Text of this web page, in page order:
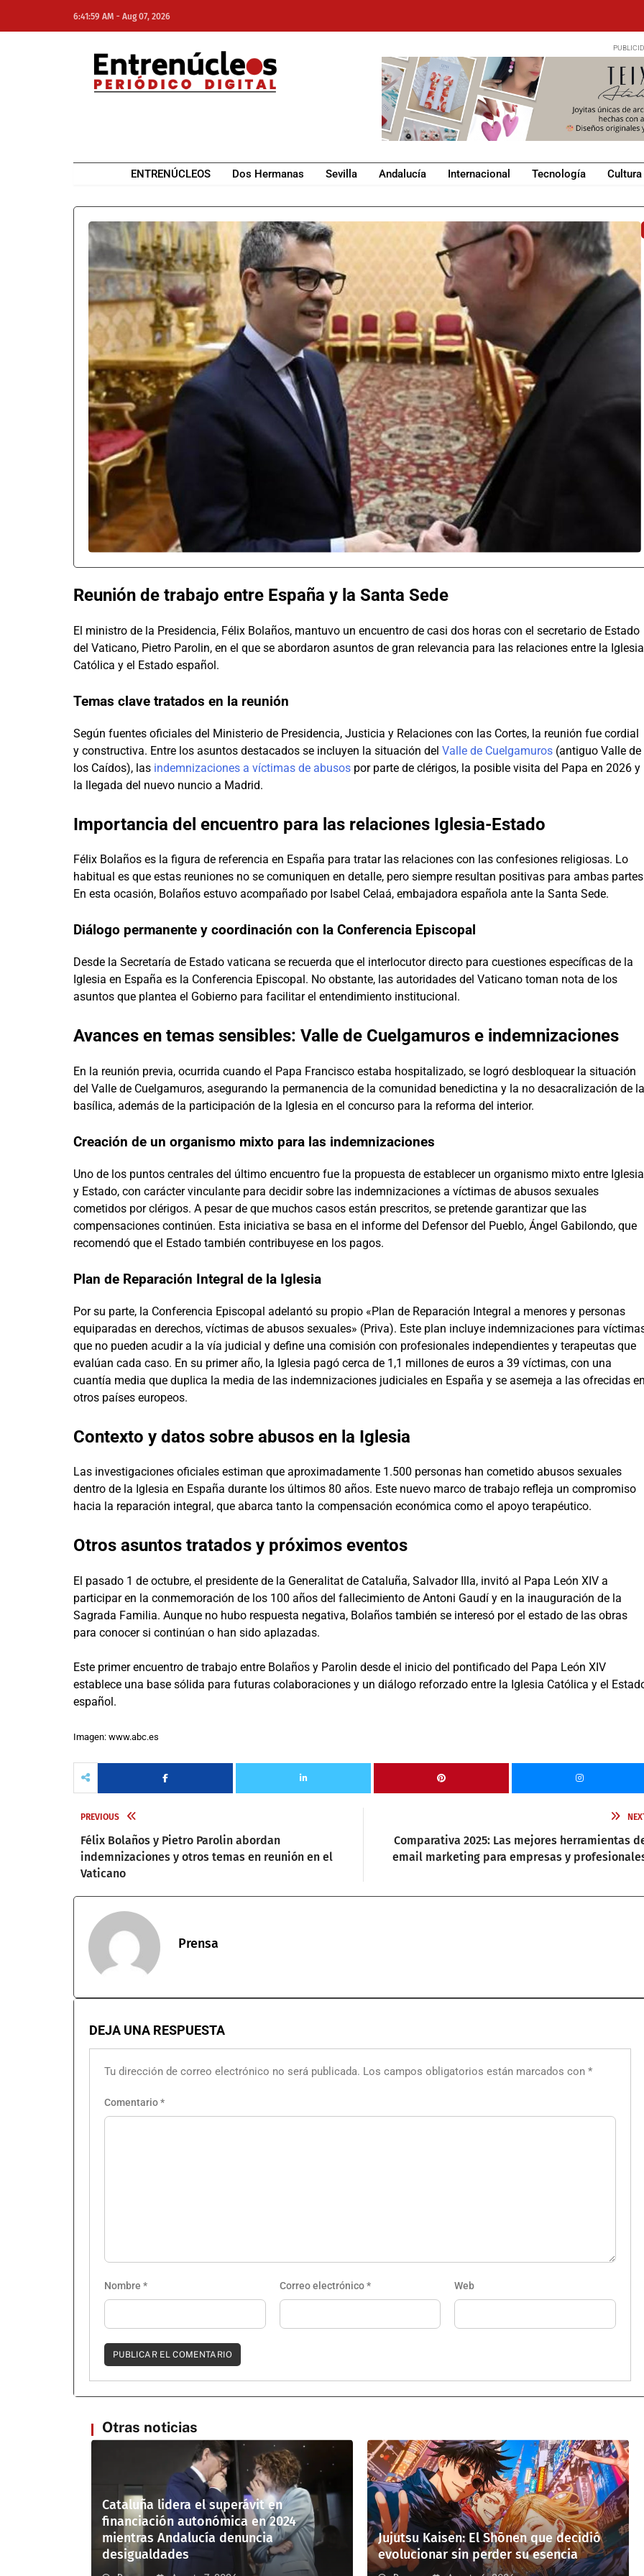
6:41:59 AM - Aug 07, 2026
ENTRENÚCLEOS Dos Hermanas Sevilla Andalucía Internacional Tecnología
Reunión de trabajo entre España y la Santa Sede
El ministro de la Presidencia, Félix Bolaños, mantuvo un encuentro de casi dos horas con el secretario de Estado
del Vaticano, Pietro Parolin, en el que se abordaron asuntos de gran relevancia para las relaciones entre la Iglesia
Católica y el Estado español.
Temas clave tratados en la reunión
Según fuentes oficiales del Ministerio de Presidencia, Justicia y Relaciones con las Cortes, la reunión fue cordial
y constructiva. Entre los asuntos destacados se incluyen la situación del Valle de Cuelgamuros (antiguo Valle de
los Caídos), las indemnizaciones a víctimas de abusos por parte de clérigos, la posible visita del Papa en 2026 y
la llegada del nuevo nuncio a Madrid.
Importancia del encuentro para las relaciones Iglesia-Estado
Félix Bolaños es la figura de referencia en España para tratar las relaciones con las confesiones religiosas. Lo
habitual es que estas reuniones no se comuniquen en detalle, pero siempre resultan positivas para ambas
En esta ocasión, Bolaños estuvo acompañado por Isabel Celaá, embajadora española ante la Santa Sede.
Diálogo permanente y coordinación con la Conferencia Episcopal
Desde la Secretaría de Estado vaticana se recuerda que el interlocutor directo para cuestiones específicas de la
Iglesia en España es la Conferencia Episcopal. No obstante, las autoridades del Vaticano toman nota de los
asuntos que plantea el Gobierno para facilitar el entendimiento institucional.
Avances en temas sensibles: Valle de Cuelgamuros e indemnizaciones
En la reunión previa, ocurrida cuando el Papa Francisco estaba hospitalizado, se logró desbloquear la situación
del Valle de Cuelgamuros, asegurando la permanencia de la comunidad benedictina y la no desacralización de la
basílica, además de la participación de la Iglesia en el concurso para la reforma del interior.
Creación de un organismo mixto para las indemnizaciones
Uno de los puntos centrales del último encuentro fue la propuesta de establecer un organismo mixto entre Iglesia
y Estado, con carácter vinculante para decidir sobre las indemnizaciones a víctimas de abusos sexuales
cometidos por clérigos. A pesar de que muchos casos están prescritos, se pretende garantizar que las
compensaciones continúen. Esta iniciativa se basa en el informe del Defensor del Pueblo, Ángel Gabilondo, que
recomendó que el Estado también contribuyese en los pagos.
Plan de Reparación Integral de la Iglesia
Por su parte, la Conferencia Episcopal adelantó su propio «Plan de Reparación Integral a menores y personas
equiparadas en derechos, víctimas de abusos sexuales» (Priva). Este plan incluye indemnizaciones para
que no pueden acudir a la vía judicial y define una comisión con profesionales independientes y terapeutas que
evalúan cada caso. En su primer año, la Iglesia pagó cerca de 1,1 millones de euros a 39 víctimas, con una
cuantía media que duplica la media de las indemnizaciones judiciales en España y se asemeja a las ofrecidas en
otros países europeos.
Contexto y datos sobre abusos en la Iglesia
Las investigaciones oficiales estiman que aproximadamente 1.500 personas han cometido abusos sexuales
dentro de la Iglesia en España durante los últimos 80 años. Este nuevo marco de trabajo refleja un compromiso
hacia la reparación integral, que abarca tanto la compensación económica como el apoyo terapéutico.
Otros asuntos tratados y próximos eventos
El pasado 1 de octubre, el presidente de la Generalitat de Cataluña, Salvador Illa, invitó al Papa León XIV a
participar en la conmemoración de los 100 años del fallecimiento de Antoni Gaudí y en la inauguración de la
Sagrada Familia. Aunque no hubo respuesta negativa, Bolaños también se interesó por el estado de las obras
para conocer si continúan o han sido aplazadas.
Este primer encuentro de trabajo entre Bolaños y Parolin desde el inicio del pontificado del Papa León XIV
establece una base sólida para futuras colaboraciones y un diálogo reforzado entre la Iglesia Católica y el
español.
Imagen: www.abc.es
PREVIOUS
Félix Bolaños y Pietro Parolin abordan
indemnizaciones y otros temas en reunión en el
Vaticano
Comparativa 2025: Las mejores herramientas
email marketing para empresas y
Prensa
DEJA UNA RESPUESTA
Tu dirección de correo electrónico no será publicada. Los campos obligatorios están marcados con *
Comentario*
Nombre * Correo electrónico* Web
Otras noticias
Cataluña lidera el superávit en
financiación autonómica en 2024
mientras Andalucía denuncia
desigualdades
Jujutsu Kaisen: El Shōnen que decidió
evolucionar sin perder su esencia